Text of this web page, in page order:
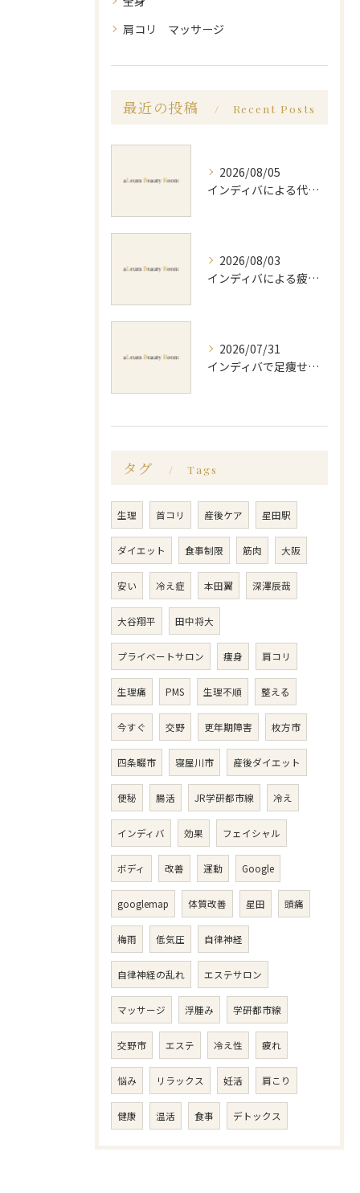
肩コリ マッサージ
最近の投稿 Recent Posts
2026/08/05
インディバによる代謝アップのビフォーアフター実体験と効果的な回数の見極め方
2026/08/03
インディバによる疲労回復の効果的なメソッドと持続力を徹底解説
2026/07/31
インディバで足痩せが期待できる仕組みと効果実感までの流れを徹底解説
タグ Tags
生理 首コリ 産後ケア 星田駅
ダイエット 食事制限 筋肉 大阪
安い 冷え症 本田翼 深澤辰哉
大谷翔平 田中将大
プライベートサロン 痩身 肩コリ
生理痛 PMS 生理不順 整える
今すぐ 交野 更年期障害 枚方市
四条畷市 寝屋川市 産後ダイエット
便秘 腸活 JR学研都市線 冷え
インディバ 効果 フェイシャル
ボディ 改善 運動 Google
googlemap 体質改善 星田 頭痛
梅雨 低気圧 自律神経
自律神経の乱れ エステサロン
マッサージ 浮腫み 学研都市線
交野市 エステ 冷え性 疲れ
悩み リラックス 妊活 肩こり
健康 温活 食事 デトックス